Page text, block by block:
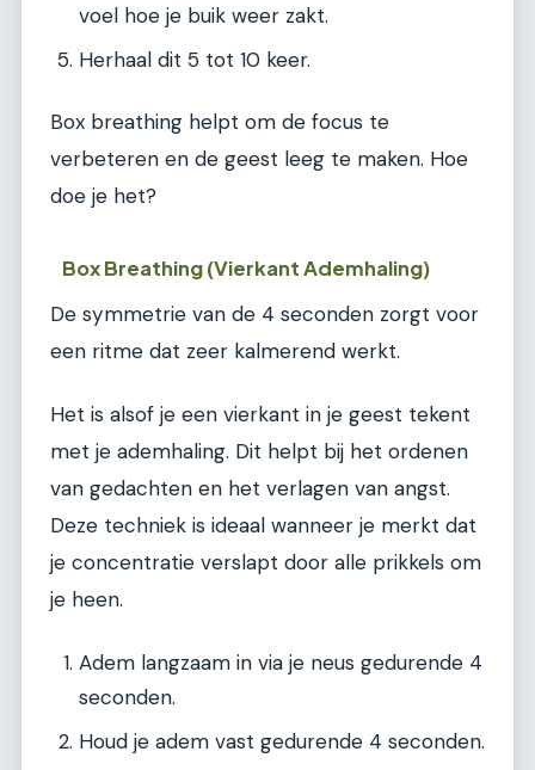
voel hoe je buik weer zakt.
Herhaal dit 5 tot 10 keer.
Box breathing helpt om de focus te
verbeteren en de geest leeg te maken. Hoe
doe je het?
Box Breathing (Vierkant Ademhaling)
De symmetrie van de 4 seconden zorgt voor
een ritme dat zeer kalmerend werkt.
Het is alsof je een vierkant in je geest tekent
met je ademhaling. Dit helpt bij het ordenen
van gedachten en het verlagen van angst.
Deze techniek is ideaal wanneer je merkt dat
je concentratie verslapt door alle prikkels om
je heen.
Adem langzaam in via je neus gedurende 4
seconden.
Houd je adem vast gedurende 4 seconden.